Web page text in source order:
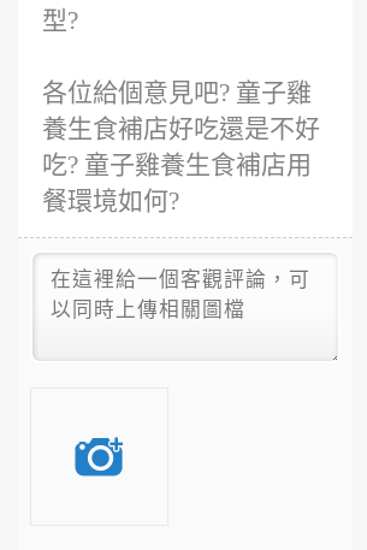
型?
各位給個意見吧? 童子雞
養生食補店好吃還是不好
吃? 童子雞養生食補店用
餐環境如何?